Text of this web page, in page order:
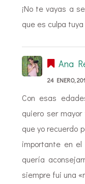
¡No te vayas a
que es culpa
Ana
24 ENERO,
Con esas
quiero ser
que yo recuerdo
importante en
quería
siempre fui una